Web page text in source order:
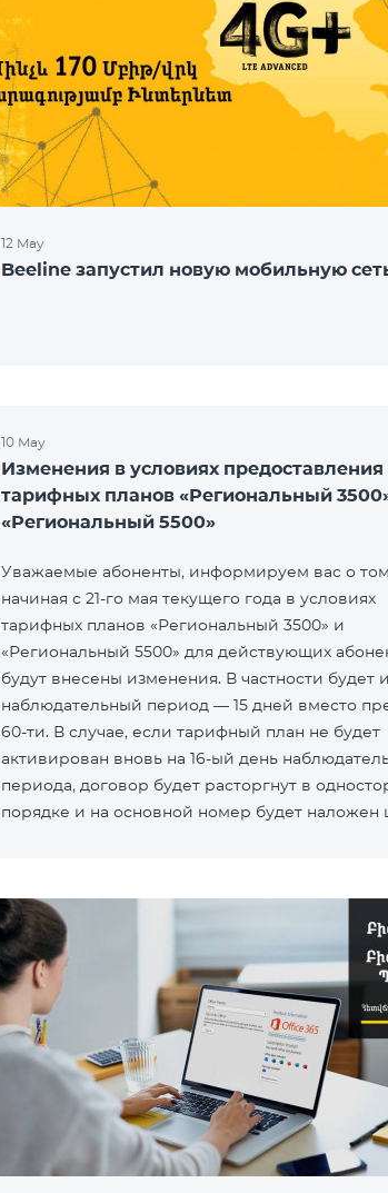
12 May
Beeline запустил новую мобильную
10 May
Изменения в условиях предоставления
тарифных планов «Региональный
«Региональный 5500»
Уважаемые абоненты, информируем вас о
начиная с 21-го мая текущего года в условиях
тарифных планов «Региональный 3500» и
«Региональный 5500» для действующих
будут внесены изменения. В частности будет
наблюдательный период — 15 дней вместо
60-ти. В случае, если тарифный план не будет
активирован вновь на 16-ый день
периода, договор будет расторгнут в
порядке и на основной номер будет